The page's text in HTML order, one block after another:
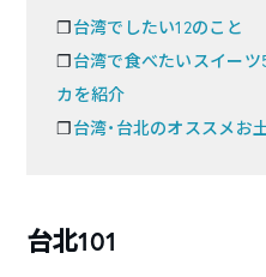
❐台湾でしたい12のこと
❐台湾で食べたいスイー
カを紹介
❐台湾・台北のオススメお
台北101